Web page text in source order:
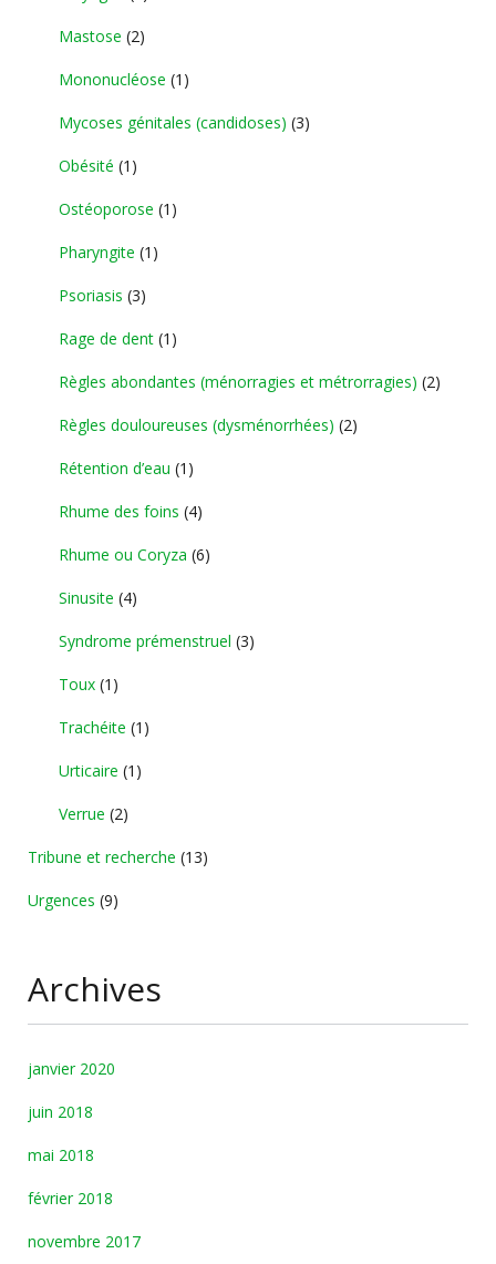
Mastose (2)
Mononucléose (1)
Mycoses génitales (candidoses) (3)
Obésité (1)
Ostéoporose (1)
Pharyngite (1)
Psoriasis (3)
Rage de dent (1)
Règles abondantes (ménorragies et métrorragies) (2)
Règles douloureuses (dysménorrhées) (2)
Rétention d’eau (1)
Rhume des foins (4)
Rhume ou Coryza (6)
Sinusite (4)
Syndrome prémenstruel (3)
Toux (1)
Trachéite (1)
Urticaire (1)
Verrue (2)
Tribune et recherche (13)
Urgences (9)
Archives
janvier 2020
juin 2018
mai 2018
février 2018
novembre 2017